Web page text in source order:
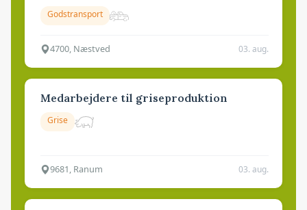
Godstransport
4700, Næstved 03. aug.
Medarbejdere til griseproduktion
Grise
9681, Ranum 03. aug.